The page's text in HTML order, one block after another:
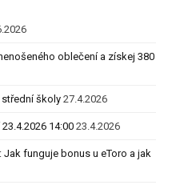
oblečení a získej 380
školy 27.4.2026
14:00 23.4.2026
funguje bonus u eToro a jak